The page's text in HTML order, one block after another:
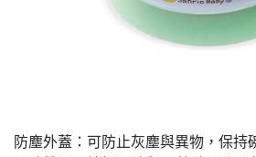
防塵外蓋：可防止灰塵與異物，保持